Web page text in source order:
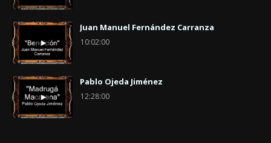
Juan Manuel Fernández Carranza
10:02:00
Pablo Ojeda Jiménez
12:28:00